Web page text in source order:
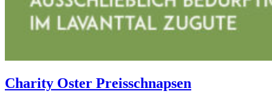
Charity Oster Preisschnapsen